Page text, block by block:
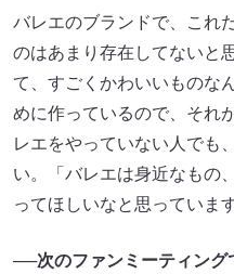
バレエのブランドで、これ
のはあまり存在してないと
て、すごくかわいいものな
めに作っているので、それ
レエをやっていない人でも
い。「バレエは身近なもの
ってほしいなと思っています
──次のファンミーティング